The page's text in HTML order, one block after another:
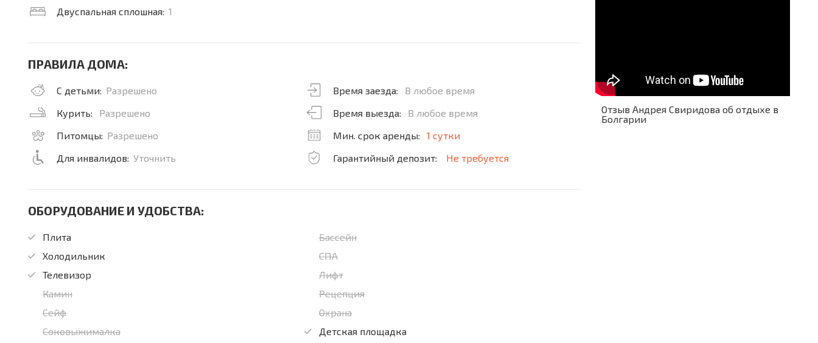
Отзыв Андрея Свиридова об отдыхе в
Болгарии
Двуспальная сплошная: 1
ПРАВИЛА ДОМА:
С детьми: Разрешено
Курить:
Разрешено
Питомцы: Разрешено
Для инвалидов: Уточнить
Время заезда:
В любое время
Время выезда:
В любое время
Мин. срок аренды:
1 сутки
Гарантийный депозит:
Не требуется
ОБОРУДОВАНИЕ И УДОБСТВА:
Плита
Холодильник
Телевизор
Камин
Сейф
Соковыжималка
Бассейн
СПА
Лифт
Рецепция
Охрана
Детская площадка